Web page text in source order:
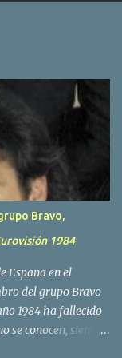
Bravo,
1984
España en el
del grupo Bravo
1984 ha fallecido
se conocen, siendo